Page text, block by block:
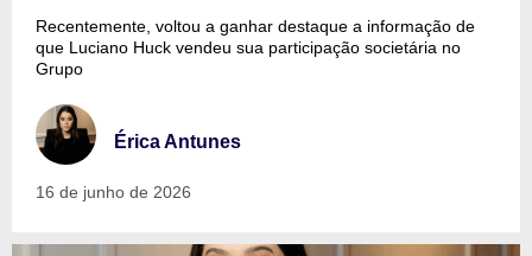
Recentemente, voltou a ganhar destaque a informação de
que Luciano Huck vendeu sua participação societária no
Grupo
Érica Antunes
16 de junho de 2026